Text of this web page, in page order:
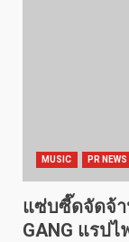
MUSIC PR NEWS
แซ่บซี๊ดจัดจ้า
GANG แรป